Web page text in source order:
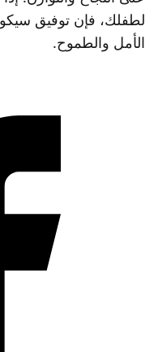
لطفلك، فإن توفيق
الأمل والطموح.